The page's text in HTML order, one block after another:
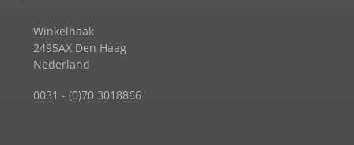
Winkelhaak
2495AX Den Haag
Nederland
0031 - (0)70 3018866